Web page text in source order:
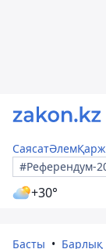
СаясатӘлем
#Референдум-
+30°
Басты Барлық